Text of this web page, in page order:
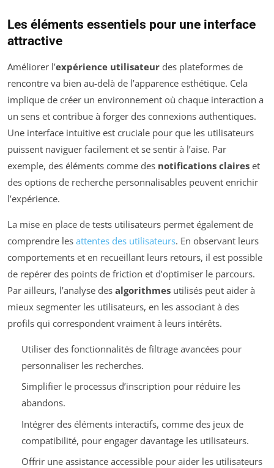
Les éléments essentiels pour une interface
attractive
Améliorer l’expérience utilisateur des plateformes de
rencontre va bien au-delà de l’apparence esthétique. Cela
implique de créer un environnement où chaque interaction a
un sens et contribue à forger des connexions authentiques.
Une interface intuitive est cruciale pour que les utilisateurs
puissent naviguer facilement et se sentir à l’aise. Par
exemple, des éléments comme des notifications claires et
des options de recherche personnalisables peuvent enrichir
l’expérience.
La mise en place de tests utilisateurs permet également de
comprendre les attentes des utilisateurs. En observant leurs
comportements et en recueillant leurs retours, il est possible
de repérer des points de friction et d’optimiser le parcours.
Par ailleurs, l’analyse des algorithmes utilisés peut aider à
mieux segmenter les utilisateurs, en les associant à des
profils qui correspondent vraiment à leurs intérêts.
Utiliser des fonctionnalités de filtrage avancées pour
personnaliser les recherches.
Simplifier le processus d’inscription pour réduire les
abandons.
Intégrer des éléments interactifs, comme des jeux de
compatibilité, pour engager davantage les utilisateurs.
Offrir une assistance accessible pour aider les utilisateurs